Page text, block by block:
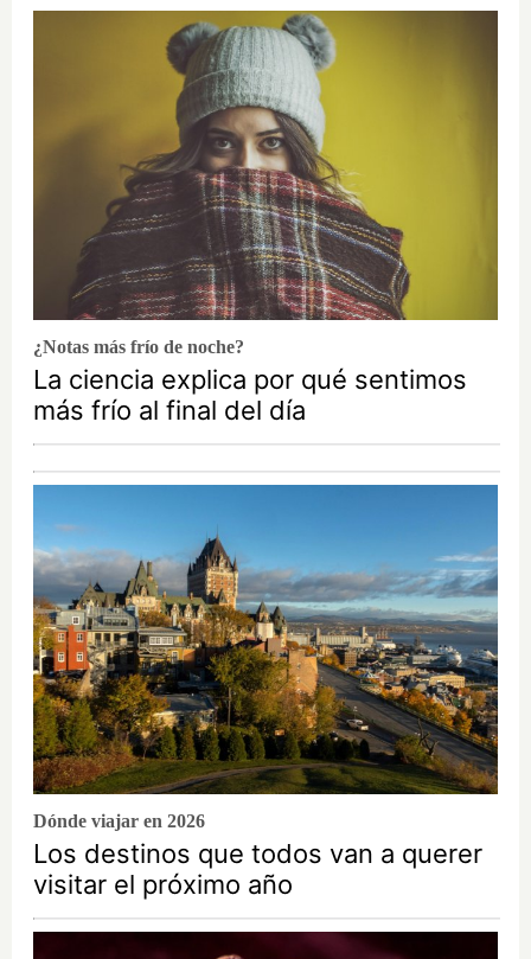
¿Notas más frío de noche?
La ciencia explica por qué sentimos
más frío al final del día
Dónde viajar en 2026
Los destinos que todos van a querer
visitar el próximo año